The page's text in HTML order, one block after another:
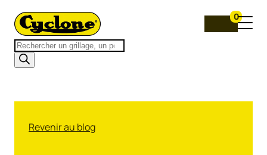
Recherche
de
produits
0
Revenir au blog